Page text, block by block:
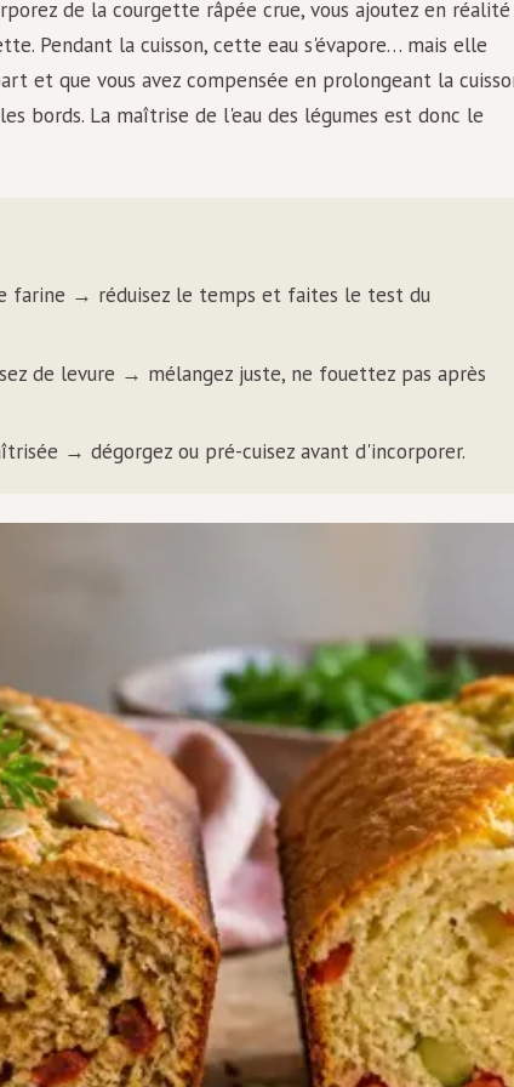
de la courgette râpée crue, vous ajoutez en réalité
Pendant la cuisson, cette eau s'évapore… mais elle
et que vous avez compensée en prolongeant la
bords. La maîtrise de l'eau des légumes est donc le
farine → réduisez le temps et faites le test du
de levure → mélangez juste, ne fouettez pas après
→ dégorgez ou pré-cuisez avant d'incorporer.